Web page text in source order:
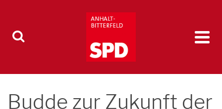
Budde zur Zukunft der